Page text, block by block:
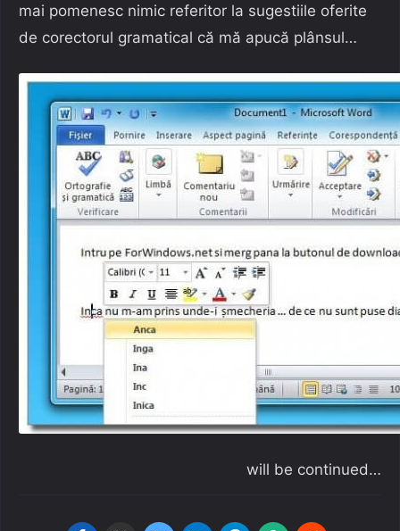
mai pomenesc nimic referitor la sugestiile oferite
de corectorul gramatical că mă apucă plânsul…
will be continued…